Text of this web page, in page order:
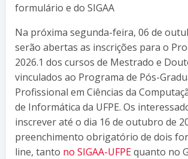
formulário e do SIGAA
Na próxima segunda-feira, 06 de
serão abertas as inscrições para o
2026.1 dos cursos de Mestrado e
vinculados ao Programa de Pós-
Profissional em Ciências da
de Informática da UFPE. Os
inscrever até o dia 16 de outubro de
preenchimento obrigatório de dois
line, tanto no SIGAA-UFPEquanto no